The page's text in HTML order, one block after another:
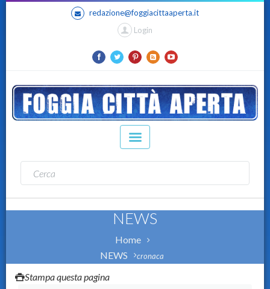
redazione@foggiacittaaperta.it
Login
NEWS
Home
NEWS
cronaca
Stampa questa pagina